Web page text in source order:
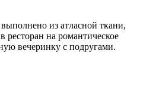
из атласной ткани,
ресторан на романтическое
вечеринку с подругами.